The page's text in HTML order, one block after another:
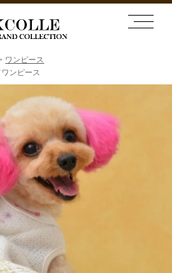
ワンピース
ワンピース